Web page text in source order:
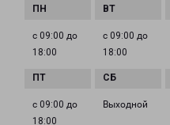
с 09:00 до
18:00
с 09:00 до
18:00
с 09:00 до
18:00
Выходной